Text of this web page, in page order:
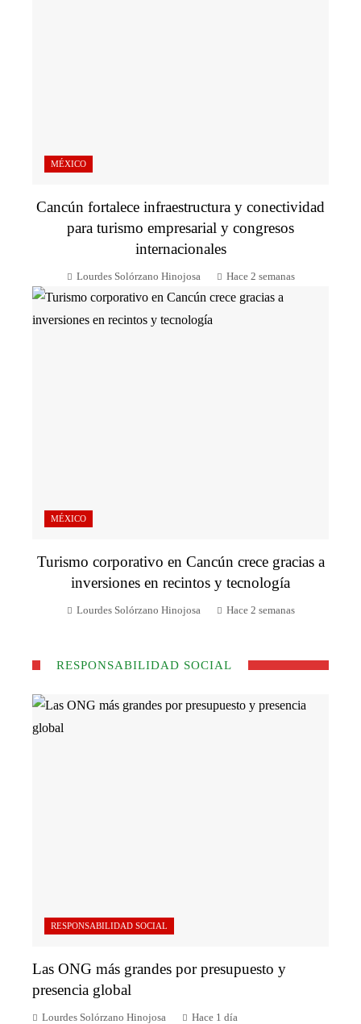
MÉXICO
Cancún fortalece infraestructura y conectividad
para turismo empresarial y congresos
internacionales
Lourdes Solórzano Hinojosa Hace 2 semanas
MÉXICO
Turismo corporativo en Cancún crece gracias a
inversiones en recintos y tecnología
Lourdes Solórzano Hinojosa Hace 2 semanas
RESPONSABILIDAD SOCIAL
RESPONSABILIDAD SOCIAL
Las ONG más grandes por presupuesto y
presencia global
Lourdes Solórzano Hinojosa Hace 1 día